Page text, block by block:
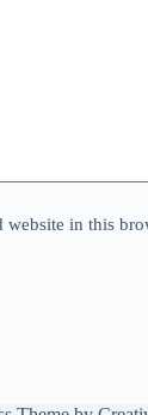
website in this